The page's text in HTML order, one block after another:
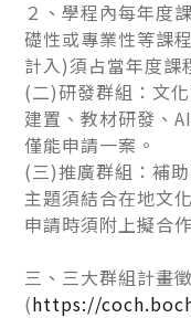
２、學程內每年度
礎性或專業性等課
計入)須占當年度課
(二)研發群組：文
建置、教材研發、
僅能申請一案。
(三)推廣群組：補
主題須結合在地文
申請時須附上擬合
三、三大群組計畫
(https://